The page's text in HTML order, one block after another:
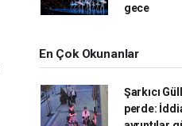
gece
En Çok Okunanlar
Şarkıcı
perde: